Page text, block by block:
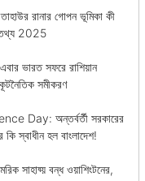
রানার গোপন ভূমিকা কী
তথ্য 2025
ভারত সফরে রাশিয়ান
সমীকরণ
Day: অন্তর্বর্তী সরকারের
স্বাধীন হল বাংলাদেশ!
সাহায্য় বন্ধ ওয়াশিংটনের,